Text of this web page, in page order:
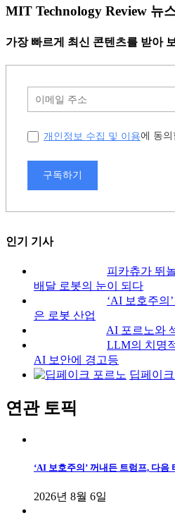
MIT Technology Review 뉴
가장 빠르게 최신 콘텐츠를 받아
개인정보 수집 및 이용에 동의
구독하기
인기 기사
피카츄가 뛰
배달 로봇의 눈이 되다
‘AI 보호주의
은 로봇 산업
AI 포르노와
LLM의 치명
AI 보안에 경고등
딥페이
연관 토픽
‘AI 보호주의’ 꺼내든 트럼프, 다음
2026년 8월 6일